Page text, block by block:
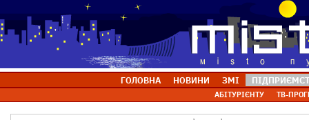
ГОЛОВНА НОВИНИ ЗМІ
АБІТУРІЄНТУ ТВ-